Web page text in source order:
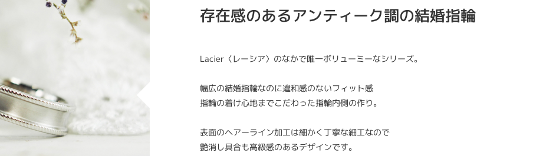
存在感のあるアンティーク調の結婚指輪
Lacier〈レーシア〉のなかで唯一ボリューミーなシリーズ。
幅広の結婚指輪なのに違和感のないフィット感
指輪の着け心地までこだわった指輪内側の作り。
表面のヘアーライン加工は細かく丁寧な細工なので
艶消し具合も高級感のあるデザインです。